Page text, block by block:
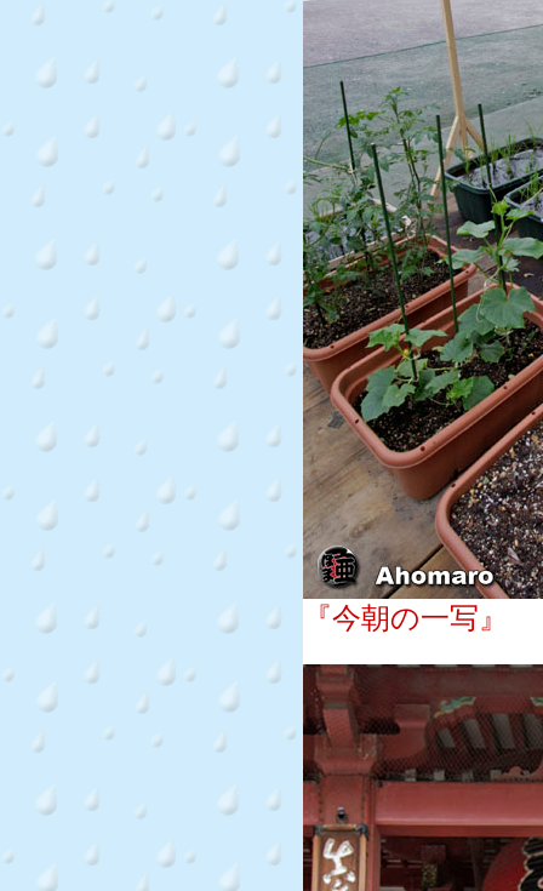
『今朝の一写』